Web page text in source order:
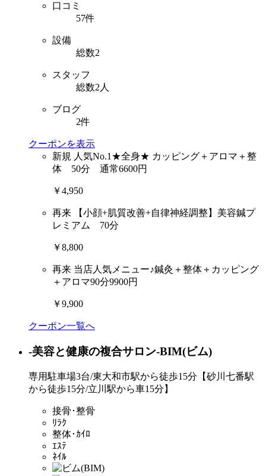
口コミ
57件
設備
総数2
スタッフ
総数2人
ブログ
2件
クーポンを表示
新規 人気No.1★全身★ カッピング＋アロマ＋整
体 50分 通常6600円
￥4,950
再来
【小顔+肌質改善+自律神経調整】美容鍼プ
レミアム 70分
￥8,800
再来 当店人気メニュー♪鍼灸＋整体＋カッピング
＋アロマ90分9900円
￥9,900
クーポン一覧へ
-美容と健康の複合サロン-BIM(ビム)
専用駐車場3台/東大和市駅から徒歩15分【砂川七番駅
から徒歩15分/立川駅から車15分】
接骨･整骨
ﾘﾗｸ
整体･ｶｲﾛ
ｴｽﾃ
ﾈｲﾙ